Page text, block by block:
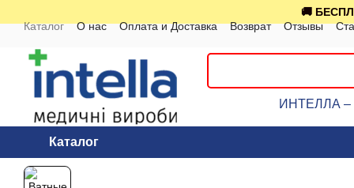
🚚
Каталог
О нас Оплата и Доставка Возврат Отзывы
ИНТЕЛЛА –
Каталог